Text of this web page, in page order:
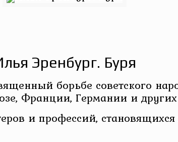
Эренбург. Буря
борьбе советского
Франции, Германии и других
и профессий,